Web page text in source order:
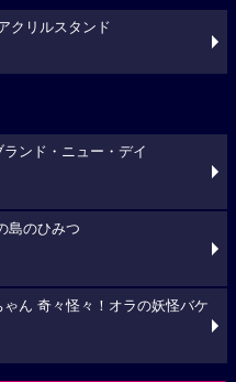
クリルスタンド
ンド・ニュー・デイ
島のひみつ
ん 奇々怪々！オラの妖怪バケ